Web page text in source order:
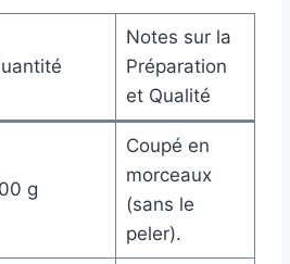
Notes sur la
Préparation
et Qualité
g
Coupé en
morceaux
(sans le
peler).